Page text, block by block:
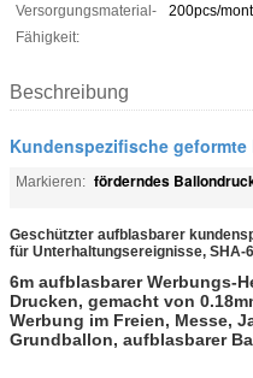
Versorgungsmaterial-
Fähigkeit:
200pcs/
Beschreibung
Kundenspezifische geformte
Markieren: förderndes
Geschützter aufblasbarer
für Unterhaltungsereignisse, SHA-
6m aufblasbarer Werbungs-
Drucken, gemacht von
Werbung im Freien, Messe,
Grundballon, aufblasbarer